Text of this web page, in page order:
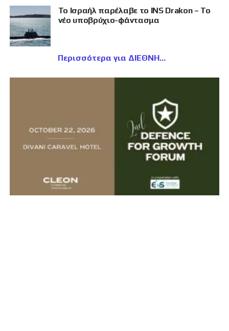
Το Ισραήλ παρέλαβε το INS Drakon – Το
νέο υποβρύχιο-φάντασμα
Περισσότερα για ΔΙΕΘΝΗ